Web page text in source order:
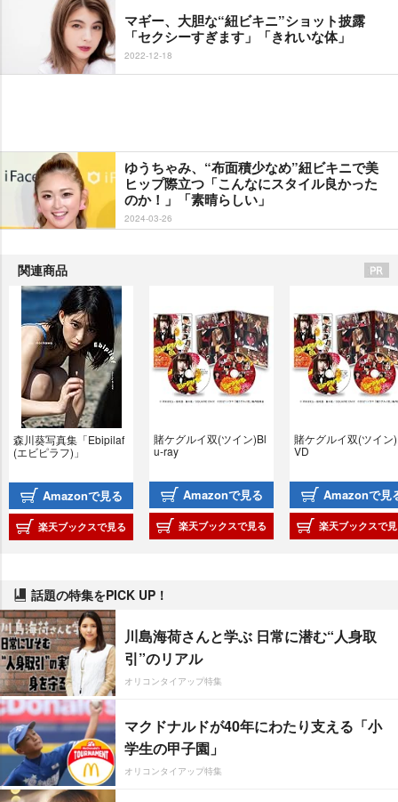
マギー、大胆な“紐ビキニ”ショット披露
「セクシーすぎます」「きれいな体」
2022-12-18
ゆうちゃみ、“布面積少なめ”紐ビキニで美
ヒップ際立つ「こんなにスタイル良かった
のか！」「素晴らしい」
2024-03-26
関連商品
森川葵写真集「Ebipilaf
(エビピラフ)」
Amazonで見る
楽天ブックスで見る
賭ケグルイ双(ツイン)Bl
u-ray
Amazonで見る
楽天ブックスで見る
賭ケグルイ双(ツイン
VD
Amazonで見
楽天ブックスで
話題の特集をPICK UP！
川島海荷さんと学ぶ 日常に潜む“人身取
引”のリアル
オリコンタイアップ特集
マクドナルドが40年にわたり支える「小
学生の甲子園」
オリコンタイアップ特集